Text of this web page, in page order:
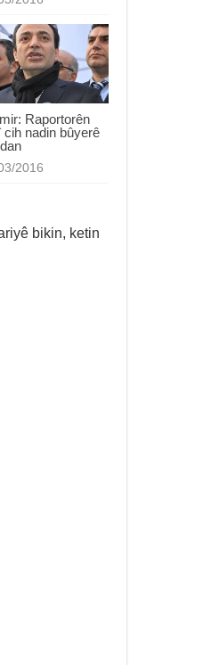
Raportorên
cih nadin bûyerê
2016
bikin, ketin